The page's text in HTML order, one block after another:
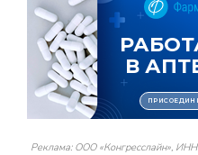
Реклама: ООО «Конгресслайн»,